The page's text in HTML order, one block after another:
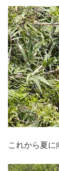
これから夏に